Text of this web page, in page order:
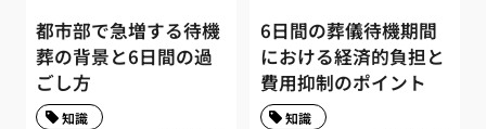
都市部で急増する待機
葬の背景と6日間の過
ごし方
知識
6日間の葬儀待機期間
における経済的負担と
費用抑制のポイント
知識